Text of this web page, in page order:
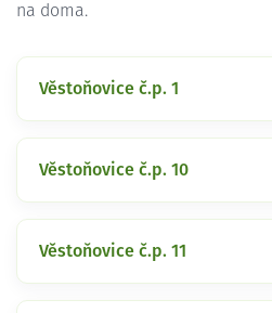
na doma.
Věstoňovice č.p. 1
Věstoňovice č.p. 10
Věstoňovice č.p. 11